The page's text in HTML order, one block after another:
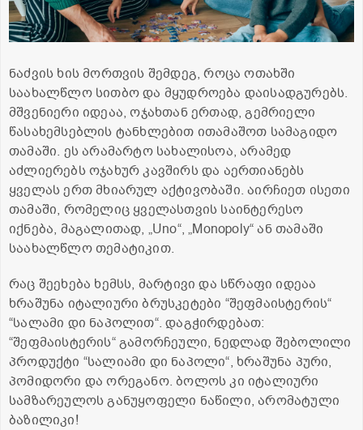
ნაძვის ხის მორთვის შემდეგ, როცა ოთახში
საახალწლო სითბო და მყუდროება დაისადგურებს.
მშვენიერი იდეაა, ოჯახთან ერთად, გემრიელი
წასახემსებლის ტანხლებით ითამაშოთ სამაგიდო
თამაში. ეს არამარტო სახალისოა, არამედ
აძლიერებს ოჯახურ კავშირს და აერთიანებს
ყველას ერთ მხიარულ აქტივობაში. აირჩიეთ ისეთი
თამაში, რომელიც ყველასთვის საინტერესო
იქნება, მაგალითად, „Uno“, „Monopoly“ ან თამაში
საახალწლო თემატიკით.
რაც შეეხება ხემსს, მარტივი და სწრაფი იდეაა
ხრაშუნა იტალიური ბრუსკეტები “შეფმაისტერის“
“სალამი დი ნაპოლით“. დაგჭირდებათ:
“შეფმაისტერის“ გამორჩეული, ნედლად შებოლილი
პროდუქტი “სალიამი დი ნაპოლი“, ხრაშუნა პური,
პომიდორი და ორეგანო. ბოლოს კი იტალიური
სამზარეულოს განუყოფელი ნაწილი, არომატული
ბაზილიკი!